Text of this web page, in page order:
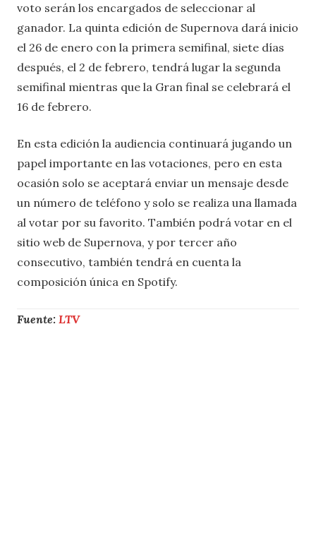
voto serán los encargados de seleccionar al
ganador. La quinta edición de Supernova dará inicio
el 26 de enero con la primera semifinal, siete días
después, el 2 de febrero, tendrá lugar la segunda
semifinal mientras que la Gran final se celebrará el
16 de febrero.
En esta edición la audiencia continuará jugando un
papel importante en las votaciones, pero en esta
ocasión solo se aceptará enviar un mensaje desde
un número de teléfono y solo se realiza una llamada
al votar por su favorito. También podrá votar en el
sitio web de Supernova, y por tercer año
consecutivo, también tendrá en cuenta la
composición única en Spotify.
Fuente: LTV